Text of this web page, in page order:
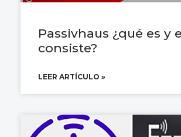
Passivhaus ¿qué es y
consiste?
LEER ARTÍCULO »